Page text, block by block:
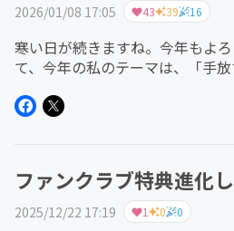
2026/01/08 17:05 43 39 16
寒い日が続きますね。今年もよ
て、今年の私のテーマは、「手
と結果を出さなきゃ、と、ずっ
ファンクラブ特典進化
2025/12/22 17:19 1 0 0